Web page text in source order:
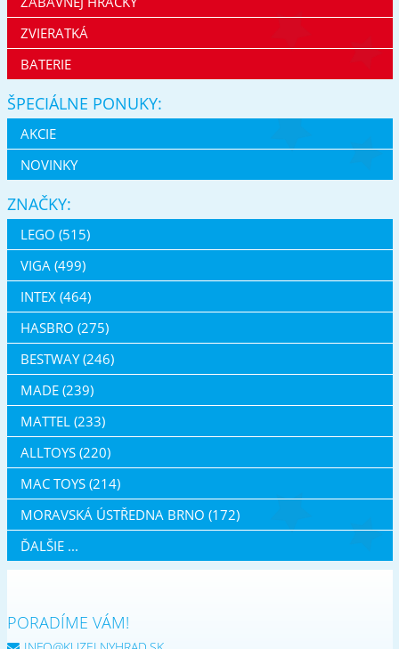
ZVIERATKÁ
BATERIE
ŠPECIÁLNE PONUKY:
AKCIE
NOVINKY
ZNAČKY:
LEGO (515)
VIGA (499)
INTEX (464)
HASBRO (275)
BESTWAY (246)
MADE (239)
MATTEL (233)
ALLTOYS (220)
MAC TOYS (214)
MORAVSKÁ ÚSTŘEDNA BRNO (172)
ĎALŠIE ...
PORADÍME VÁM!